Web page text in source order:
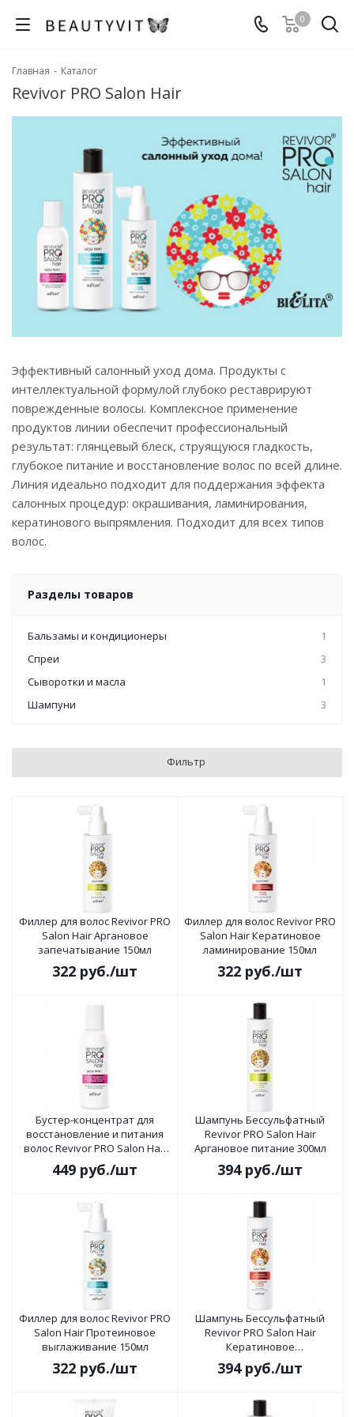
0
Главная - Каталог
Revivor PRO Salon Hair
Эффективный салонный уход дома. Продукты с
интеллектуальной формулой глубоко реставрируют
поврежденные волосы. Комплексное применение
продуктов линии обеспечит профессиональный
результат: глянцевый блеск, струящуюся гладкость,
глубокое питание и восстановление волос по всей длине.
Линия идеально подходит для поддержания эффекта
салонных процедур: окрашивания, ламинирования,
кератинового выпрямления. Подходит для всех типов
волос.
Разделы товаров
Бальзамы и кондиционеры
1
Спреи
3
Сыворотки и масла
1
Шампуни
3
Фильтр
Филлер для волос Revivor PRO
Salon Hair Аргановое
запечатывание 150мл
322 руб./шт
Филлер для волос Revivor PRO
Salon Hair Кератиновое
ламинирование 150мл
322 руб./шт
Бустер-концентрат для
восстановление и питания
волос Revivor PRO Salon Hair
100мл
449 руб./шт
Шампунь Бессульфатный
Revivor PRO Salon Hair
Аргановое питание 300мл
394руб./шт
Филлер для волос Revivor PRO
Salon Hair Протеиновое
выглаживание 150мл
322 руб./шт
Шампунь Бессульфатный
Revivor PRO Salon Hair
Кератиновое
восстановление 300мл
394руб./шт